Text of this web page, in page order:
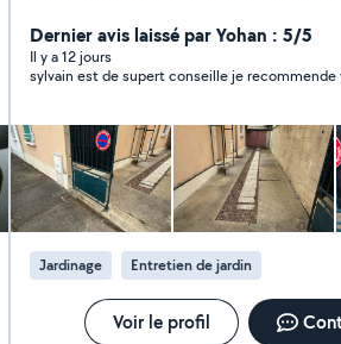
accompagner pour des services de
débroussaillage, taille de haies et
soin particulier pour chaque détail.
embellir votre jardin et que votre
pièce de vie supplémentaire. Au plaisir de vous
satisfaire ! PALMGARDEN
Dernier avis laissé par Yohan : 5/5
Il y a 12 jours
sylvain est de supert conseille je
Jardinage Entretien de jardin
Voir le profil